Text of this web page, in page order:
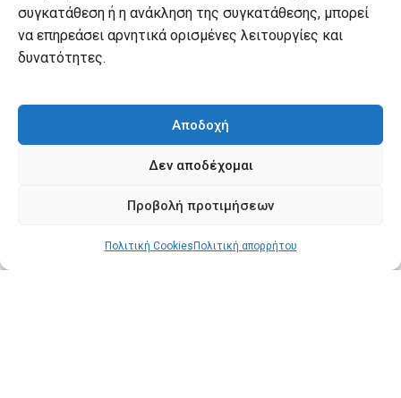
συγκατάθεση ή η ανάκληση της συγκατάθεσης, μπορεί
να επηρεάσει αρνητικά ορισμένες λειτουργίες και
δυνατότητες.
Αποδοχή
Δεν αποδέχομαι
Προβολή προτιμήσεων
Πολιτική Cookies Πολιτική απορρήτου
Πληρωμές
Πολιτική επιστροφών
Πολιτική Cookies
Ο λογαριασμός μου